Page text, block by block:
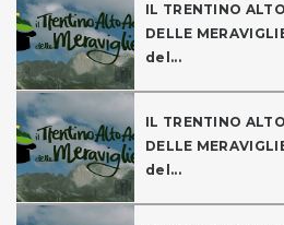
IL TRENTINO
DELLE
del...
IL TRENTINO
DELLE
del...